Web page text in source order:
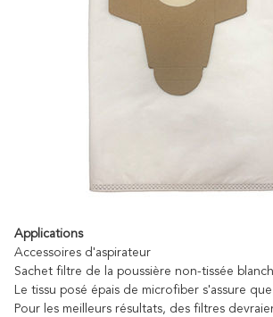
Applications
Accessoires d'aspirateur
Sachet filtre de la poussière non-tissée
Le tissu posé épais de microfiber s'assure
Pour les meilleurs résultats, des filtres